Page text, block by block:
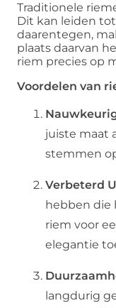
Traditionele
Dit kan leiden
daarentegen,
plaats daarvan
riem precies op
Voordelen van
juiste maat
stemmen
Verbeterd
hebben die
riem voor
elegantie
langdurig